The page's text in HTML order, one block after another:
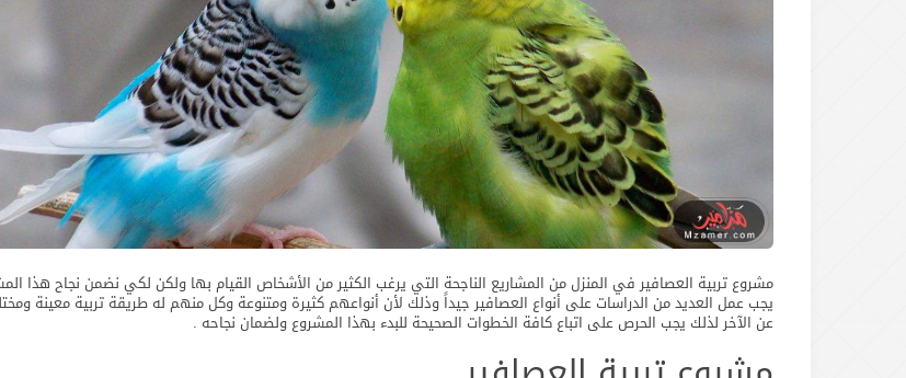
مشروع تربية العصافير في المنزل من المشاريع الناجحة التي يرغب الكثير من الأشخاص القيام بها ولكن لكي نضمن نجاح هذا
يجب عمل العديد من الدراسات على أنواع العصافير جيداً وذلك لأن أنواعهم كثيرة ومتنوعة وكل منهم له طريقة تربية معينة
عن الآخر لذلك يجب الحرص على اتباع كافة الخطوات الصحيحة للبدء بهذا المشروع ولضمان نجاحه .